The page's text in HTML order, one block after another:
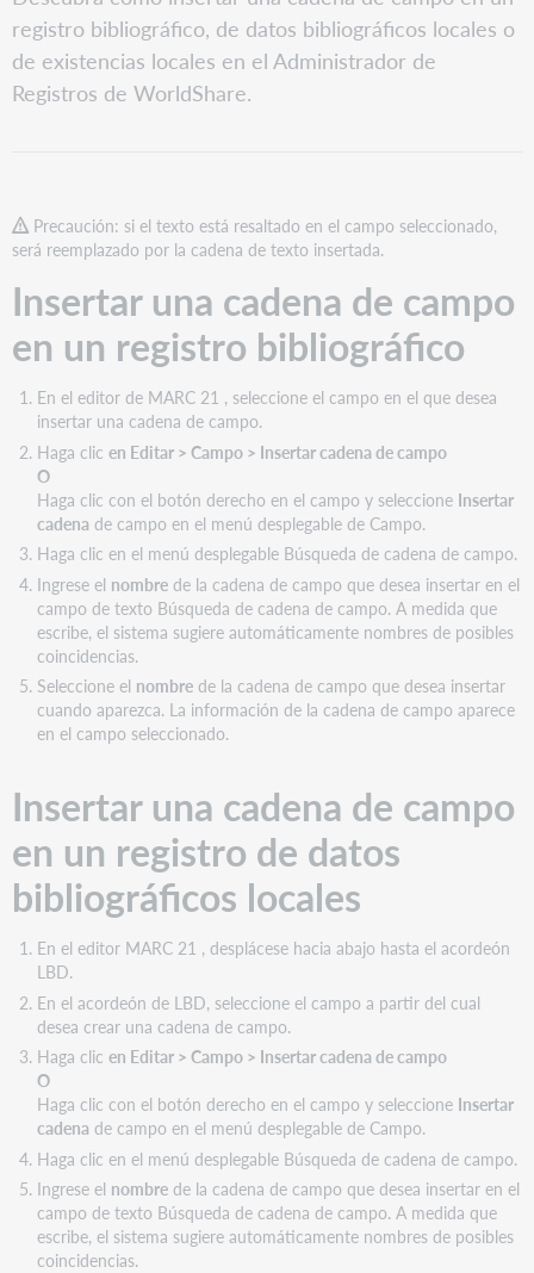
una
cadena
de
en
una
cadena
campo
un
de
datos
bibliográficos
locales
Insertar
una
cadena
campo
en
varios
registros
de
datos
bibliográficos
una
cadena
de
campo
en
un
registro
de
existencias
locales
Insertar
una
cadena
de
campo
en
varios
registros
de
registro bibliográfico, de datos bibliográficos locales o
de existencias locales en el Administrador de
Registros de WorldShare.
Precaución: si el texto está resaltado en el campo seleccionado,
será reemplazado por la cadena de texto insertada.
Insertar una cadena de campo
en un registro bibliográfico
En el editor de MARC 21 , seleccione el campo en el que desea
insertar una cadena de campo.
Haga clic en Editar > Campo > Insertar cadena de campo
O
Haga clic con el botón derecho en el campo y seleccione Insertar
cadena de campo en el menú desplegable de Campo.
Haga clic en el menú desplegable Búsqueda de cadena de campo.
Ingrese el nombrede la cadena de campo que desea insertar en el
campo de texto Búsqueda de cadena de campo. A medida que
escribe, el sistema sugiere automáticamente nombres de posibles
coincidencias.
Seleccione el nombrede la cadena de campo que desea insertar
cuando aparezca. La información de la cadena de campo aparece
en el campo seleccionado.
Insertar una cadena de campo
en un registro de datos
bibliográficos locales
En el editor MARC 21 , desplácese hacia abajo hasta el acordeón
LBD.
En el acordeón de LBD, seleccione el campo a partir del cual
desea crear una cadena de campo.
Haga clic en Editar > Campo > Insertar cadena de campo
O
Haga clic con el botón derecho en el campo y seleccione Insertar
cadena de campo en el menú desplegable de Campo.
Haga clic en el menú desplegable Búsqueda de cadena de campo.
Ingrese el nombrede la cadena de campo que desea insertar en el
campo de texto Búsqueda de cadena de campo. A medida que
escribe, el sistema sugiere automáticamente nombres de posibles
coincidencias.